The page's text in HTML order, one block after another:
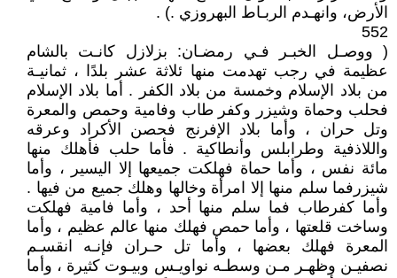
الأرض، وانهـدم الربـاط البهروزي .) . ‏
552
( ووصـل الخبـر فـي رمضـان‏:‏ بزلازل كانـت بالشام
عظيمة في رجب تهدمت منها ئلاثة عشر بلدًا ، ثمانيـة
من بلاد الإسلام وخمسة من بلاد الكفر . أما بلاد الإسلام
فحلب وحماة وشيزر وكفر طاب وفامية وحمص والمعرة
وتل حران ، وأما بلاد الإفرنج فحصن الأكراد وعرقه
واللاذفية وطرابلس وأنطاكية . فأما حلب فأهلك منها
مائة نفس ، وأما حماة فهلكت جميعها إلا اليسير ، وأما
شيزرفما سلم منها إلا امرأة وخالها وهلك جميع من فيها .
وأما كفرطاب فما سلم منها أحد ، وأما فامية فهلكت
وساخت قلعتها ، وأما حمص فهلك منها عالم عظيم ، وأما
المعرة فهلك بعضها ، وأما تل حـران فإنـه انقسـم
نصفيـن وظهـر مـن وسطـه نواويـس وبيـوت كثيرة ، وأما